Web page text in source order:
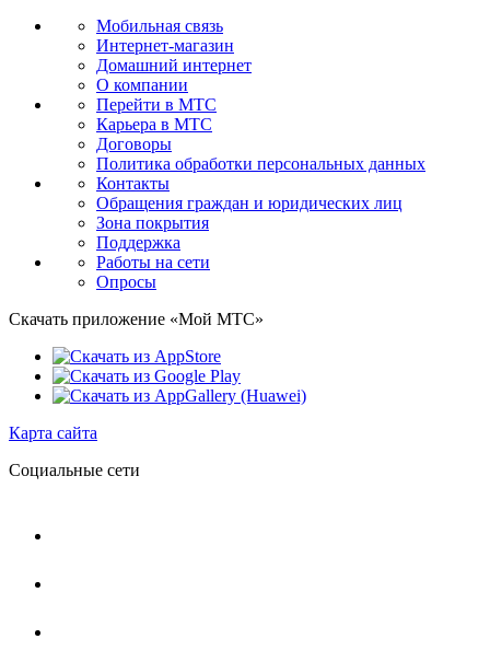
Мобильная связь
Интернет-магазин
Домашний интернет
О компании
Перейти в МТС
Карьера в МТС
Договоры
Политика обработки персональных данных
Контакты
Обращения граждан и юридических лиц
Зона покрытия
Поддержка
Работы на сети
Опросы
Скачать приложение «Мой МТС»
Карта сайта
Социальные сети